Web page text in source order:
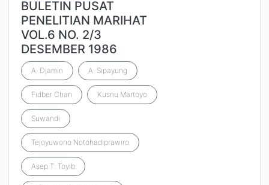
BULETIN PUSAT
PENELITIAN MARIHAT
VOL.6 NO. 2/3
DESEMBER 1986
A. Djamin A. Sipayung
Fidber Chan Kusnu Martoyo
Suwandi
Tejoyuwono Notohadiprawiro
Asep T. Toyib